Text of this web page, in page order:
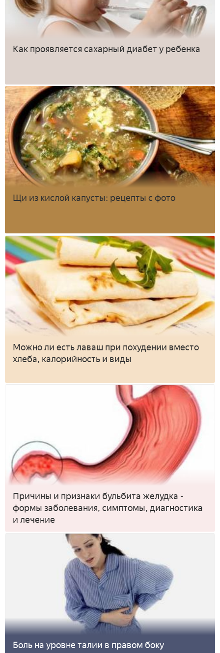
Как проявляется сахарный диабет у ребенка
Щи из кислой капусты: рецепты с фото
Можно ли есть лаваш при похудении вместо
хлеба, калорийность и виды
Причины и признаки бульбита желудка -
формы заболевания, симптомы, диагностика
и лечение
Боль на уровне талии в правом боку